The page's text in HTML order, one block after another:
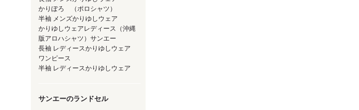
かりぽろ （ポロシャツ）
半袖 メンズかりゆしウェア
かりゆしウェアレディース（沖縄
版アロハシャツ）サンエー
長袖 レディースかりゆしウェア
ワンピース
半袖 レディースかりゆしウェア
サンエーのランドセル